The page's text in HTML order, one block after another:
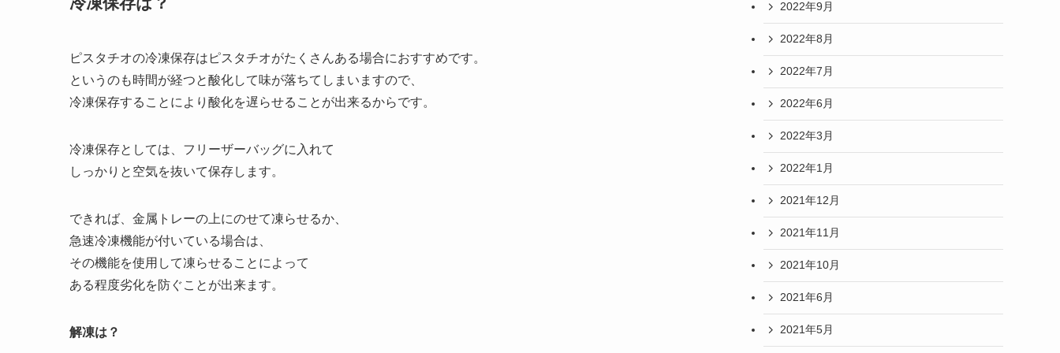
ピスタチオの冷凍保存はピスタチオがたくさんある場合におすすめです。
というのも時間が経つと酸化して味が落ちてしまいますので、
冷凍保存することにより酸化を遅らせることが出来るからです。
冷凍保存としては、フリーザーバッグに入れて
しっかりと空気を抜いて保存します。
できれば、金属トレーの上にのせて凍らせるか、
急速冷凍機能が付いている場合は、
その機能を使用して凍らせることによって
ある程度劣化を防ぐことが出来ます。
解凍は？
2022年9月
2022年8月
2022年7月
2022年6月
2022年3月
2022年1月
2021年12月
2021年11月
2021年10月
2021年6月
2021年5月